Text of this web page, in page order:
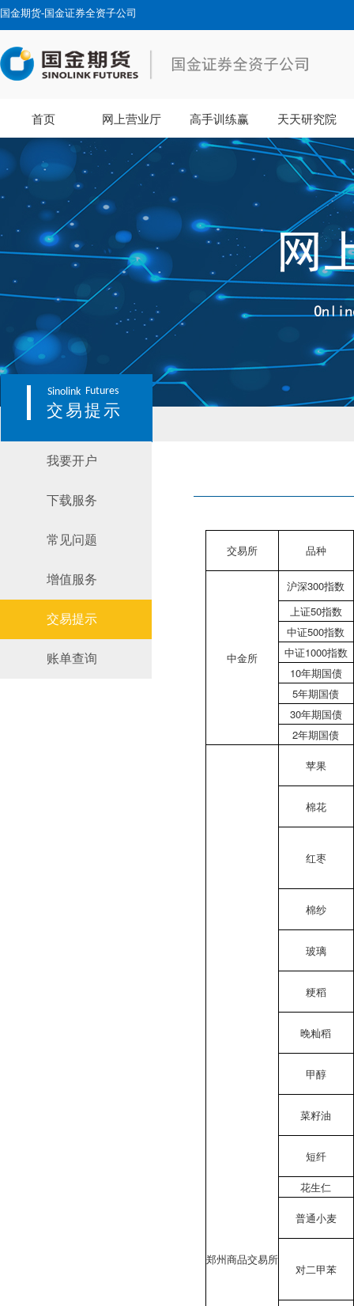
国金期货-国金证券全资子公司
首页 网上营业厅 高手训练赢 天天研究院
Sinolink Futures
交易提示
我要开户
下载服务
常见问题
增值服务
交易提示
账单查询
交易所 品种
中金所
沪深300指数
上证50指数
中证500指数
中证1000指数
10年期国债
5年期国债
30年期国债
2年期国债
郑州商品交易所
苹果
棉花
红枣
棉纱
玻璃
粳稻
晚籼稻
甲醇
菜籽油
短纤
花生仁
普通小麦
对二甲苯